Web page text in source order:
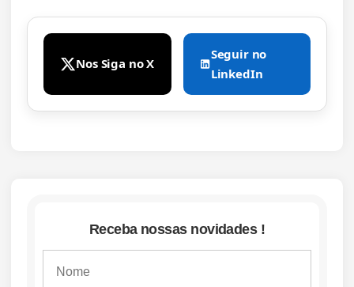
Nos Siga no X
Seguir no
LinkedIn
Receba nossas novidades !